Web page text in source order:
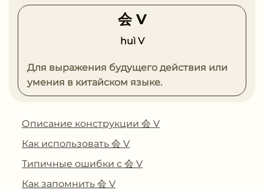
会 V
huì V
Для выражения будущего действия или
умения в китайском языке.
Описание конструкции 会 V
Как использовать 会 V
Типичные ошибки с 会 V
Как запомнить 会 V